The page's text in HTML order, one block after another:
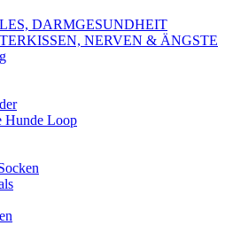
DARMGESUNDHEIT
NERVEN & ÄNGSTE
Hunde Loop